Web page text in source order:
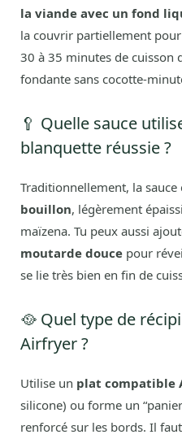
la viande avec un fond
la couvrir partiellement pour
30 à 35 minutes de cuisson
fondante sans cocotte-
🥄 Quelle sauce
blanquette réussie ?
Traditionnellement, la sauce
bouillon, légèrement
maïzena. Tu peux aussi
moutarde douce pour
se lie très bien en fin de
🥘 Quel type de
Airfryer ?
Utilise un plat compatible
silicone) ou forme un
renforcé sur les bords. Il